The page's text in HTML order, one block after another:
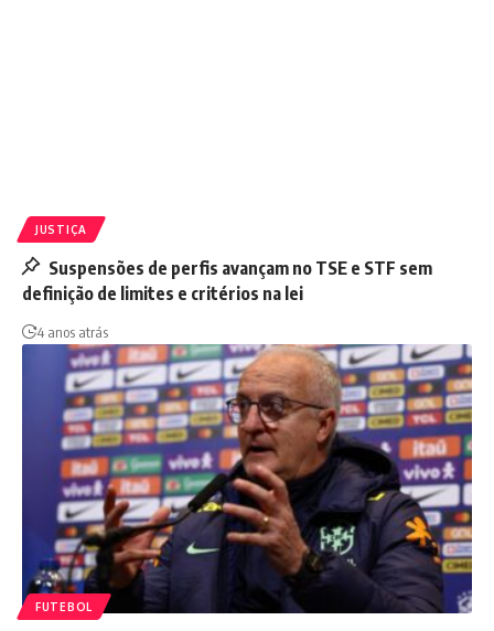
JUSTIÇA
Suspensões de perfis avançam no TSE e STF sem
definição de limites e critérios na lei
4 anos atrás
FUTEBOL